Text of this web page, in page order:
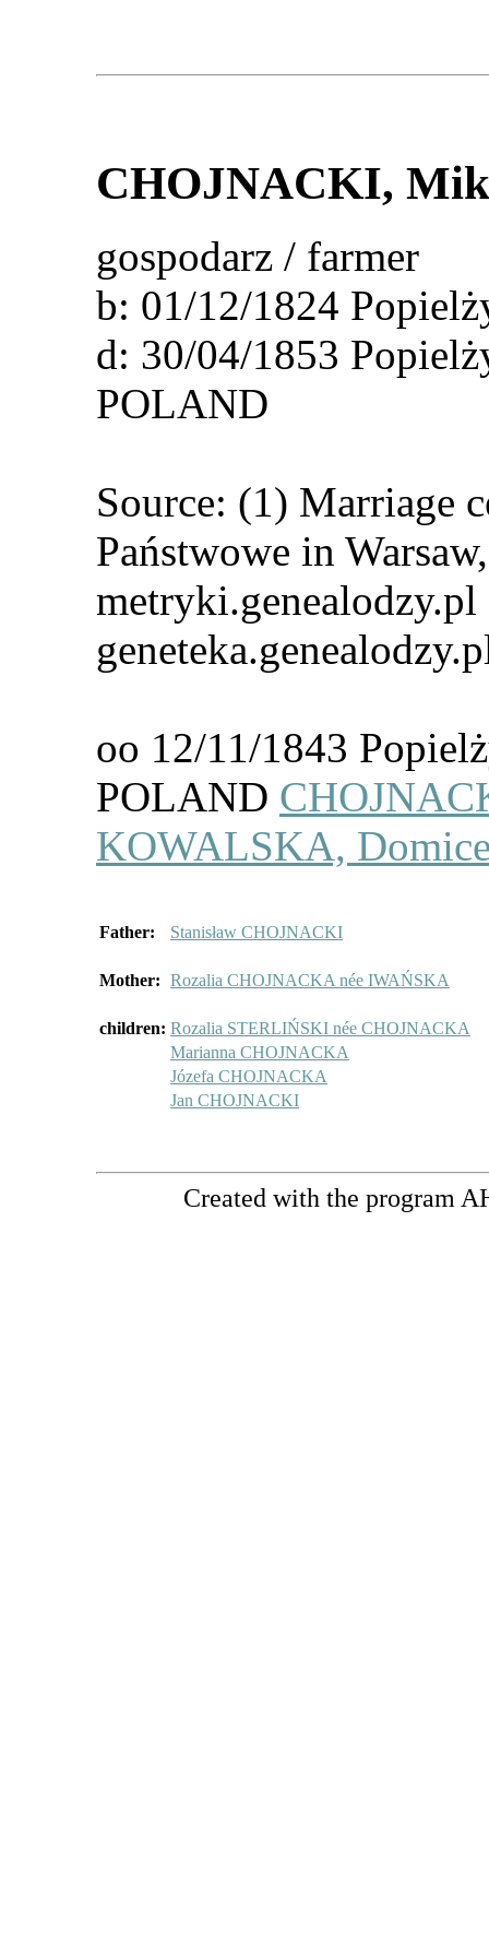
CHOJNACKI,
gospodarz / farmer
b: 01/12/1824
d: 30/04/1853
POLAND
Source: (1) Marriage
Państwowe in
oo 12/11/1843
POLAND
KOWALSKA,
Father: Stanisław CHOJNACKI
Mother: Rozalia CHOJNACKA née IWAŃSKA
children: Rozalia STERLIŃSKI née CHOJNACKA
Marianna CHOJNACKA
Józefa CHOJNACKA
Jan CHOJNACKI
Created with the program